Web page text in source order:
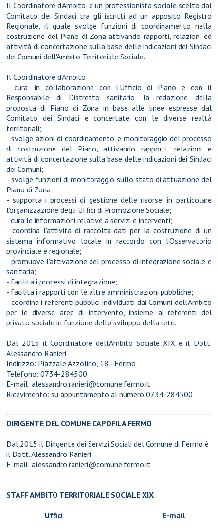
Il Coordinatore d'Ambito, è un professionista sociale scelto dal
Comitato dei Sindaci tra gli iscritti ad un apposito Registro
Regionale, il quale svolge funzioni di coordinamento nella
costruzione del Piano di Zona attivando rapporti, relazioni ed
attività di concertazione sulla base delle indicazioni dei Sindaci
dei Comuni dell'Ambito Territoriale Sociale.
Il Coordinatore d'Ambito:
- cura, in collaborazione con l'Ufficio di Piano e con il
Responsabile di Distretto sanitario, la redazione della
proposta di Piano di Zona in base alle linee espresse dal
Comitato dei Sindaci e concertate con le diverse realtà
territoriali;
- svolge azioni di coordinamento e monitoraggio del processo
di costruzione del Piano, attivando rapporti, relazioni e
attività di concertazione sulla base delle indicazioni dei Sindaci
dei Comuni;
- svolge funzioni di monitoraggio sullo stato di attuazione del
Piano di Zona;
- supporta i processi di gestione delle risorse, in particolare
l'organizzazione degli Uffici di Promozione Sociale;
- cura le informazioni relative a servizi e interventi;
- coordina l'attività di raccolta dati per la costruzione di un
sistema informativo locale in raccordo con l'Osservatorio
provinciale e regionale;
- promuove l'attivazione del processo di integrazione sociale e
sanitaria;
- facilita i processi di integrazione;
- facilita i rapporti con le altre amministrazioni pubbliche;
- coordina i referenti pubblici individuati dai Comuni dell'Ambito
per le diverse aree di intervento, insieme ai referenti del
privato sociale in funzione dello sviluppo della rete.
Dal 2015 il Coordinatore dell'Ambito Sociale XIX è il Dott.
Alessandro Ranieri
Indirizzo: Piazzale Azzolino, 18 - Fermo
Telefono: 0734-284500
E-mail:alessandro.ranieri@comune.fermo.it
Ricevimento: su appuntamento al numero 0734-284500
DIRIGENTE DEL COMUNE CAPOFILA FERMO
Dal 2015 il Dirigente dei Servizi Sociali del Comune di Fermo è
il Dott. Alessandro Ranieri
E-mail:alessandro.ranieri@comune.fermo.it
STAFF AMBITO TERRITORIALE SOCIALE XIX
Uffici E-mail